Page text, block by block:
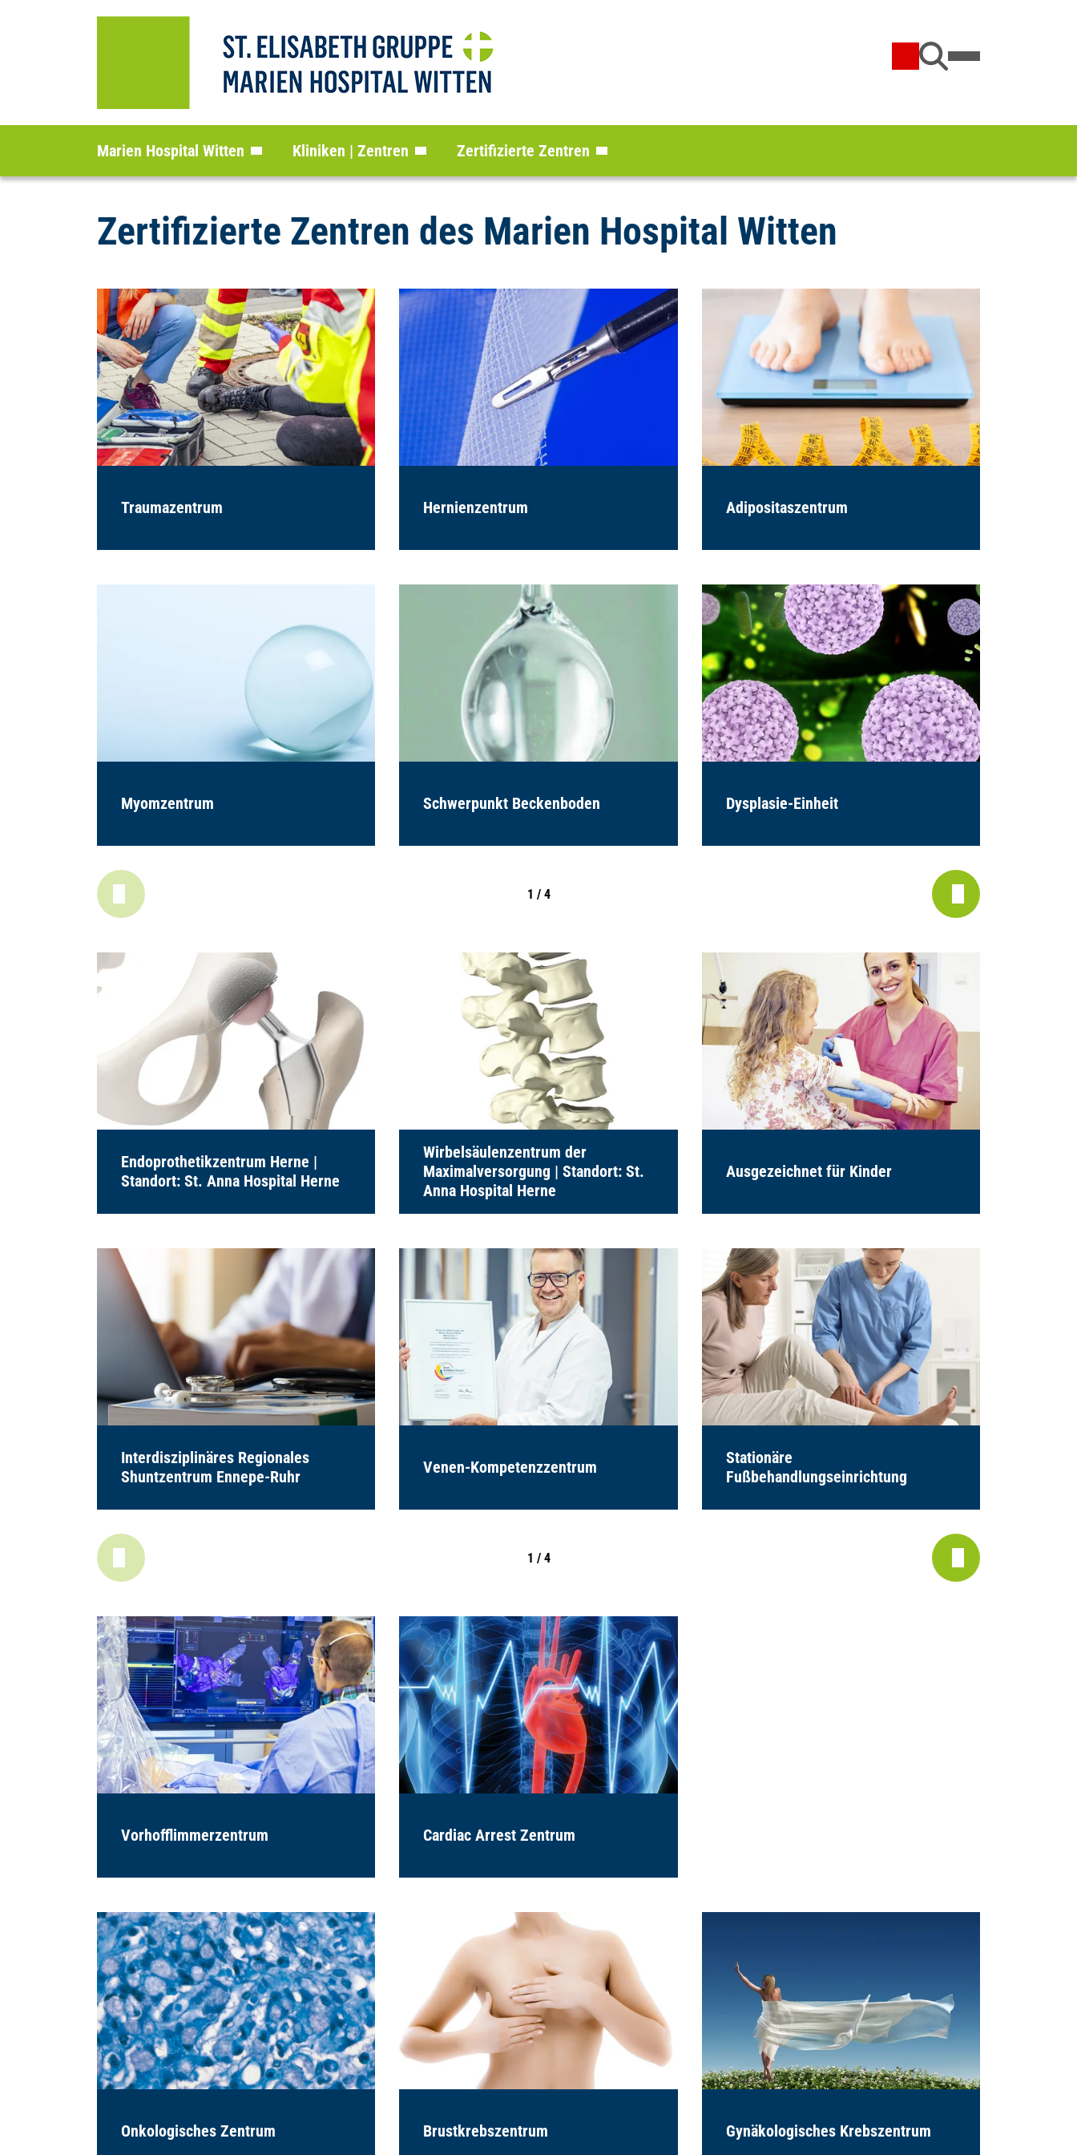
Marien Hospital Witten Kliniken | Zentren Zertifizierte Zentren
Zertifizierte Zentren des Marien Hospital Witten
Traumazentrum Hernienzentrum Adipositaszentrum
Myomzentrum Schwerpunkt Beckenboden Dysplasie-Einheit
1 / 4
Endoprothetikzentrum Herne |
Standort: St. Anna Hospital Herne
Wirbelsäulenzentrum der
Maximalversorgung | Standort: St.
Anna Hospital Herne
Ausgezeichnet für Kinder
Interdisziplinäres Regionales
Shuntzentrum Ennepe-Ruhr
Venen-Kompetenzzentrum
Stationäre
Fußbehandlungseinrichtung
1 / 4
Vorhofflimmerzentrum Cardiac Arrest Zentrum
Onkologisches Zentrum Brustkrebszentrum Gynäkologisches Krebszentrum